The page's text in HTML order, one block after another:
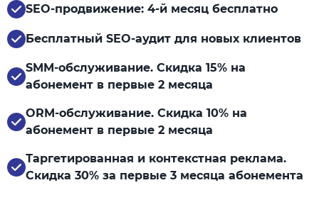
SEO-продвижение: 4-й месяц бесплатно
Бесплатный SEO-аудит для новых клиентов
SMM-обслуживание. Скидка 15% на
абонемент в первые 2 месяца
ORM-обслуживание. Скидка 10% на
абонемент в первые 2 месяца
Таргетированная и контекстная реклама.
Скидка 30% за первые 3 месяца абонемента